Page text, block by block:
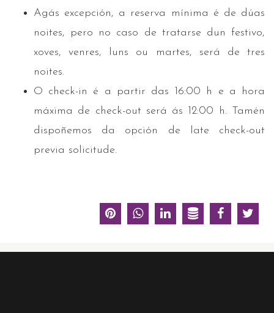
Agás excepción, a reserva mínima é de dúas
noites, pero no caso de tratarse dun festivo,
xoves, venres, luns ou martes, será de tres
noites.
O check-in é a partir das 16:00 h e a hora
máxima de check-out será ás 12:00 h. Tamén
dispoñemos da opción de late check-out
previa solicitude.